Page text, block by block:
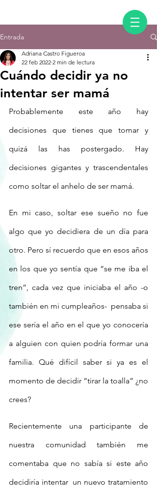
Entrada
Cuándo decidir ya no
intentar ser mamá
Adriana Castro Figueroa
22 feb 2022 2 min de lectura
Probablemente este año hay
decisiones que tienes que tomar y
quizá las has postergado. Hay
decisiones gigantes y trascendentales
como soltar el anhelo de ser mamá.
En mi caso, soltar ese sueño no fue
algo que yo decidiera de un día para
otro. Pero sí recuerdo que en esos años
en los que yo sentía que “se me iba el
tren”, cada vez que iniciaba el año -o
también en mi cumpleaños-  pensaba si
ese sería el año en el que yo conocería
a alguien con quien podría formar una
familia. Qué difícil saber si ya es el
momento de decidir “tirar la toalla” ¿no
crees?
Recientemente una participante de
nuestra comunidad también me
comentaba que no sabía si este año
decidiría intentar  un nuevo tratamiento